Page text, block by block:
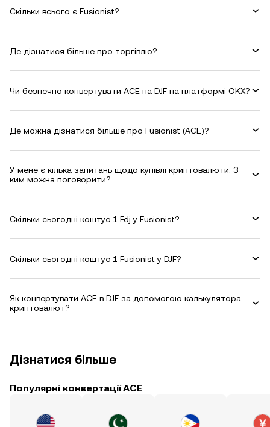
Скільки всього є Fusionist?
Де дізнатися більше про торгівлю?
Чи безпечно конвертувати ACE на DJF на платформі OKX?
Де можна дізнатися більше про Fusionist (ACE)?
У мене є кілька запитань щодо купівлі криптовалюти. З
ким можна поговорити?
Скільки сьогодні коштує 1 Fdj у Fusionist?
Скільки сьогодні коштує 1 Fusionist у DJF?
Як конвертувати ACE в DJF за допомогою калькулятора
криптовалют?
Дізнатися більше
Популярні конвертації ACE